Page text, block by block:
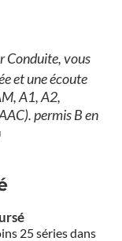
Conduite, vous
et une écoute
A1, A2,
permis B en
25 séries dans